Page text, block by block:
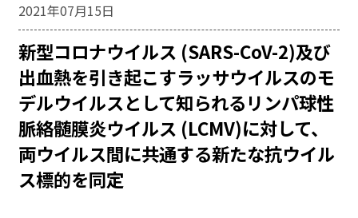
2021年07月15日
新型コロナウイルス (SARS-CoV-2)及び
出血熱を引き起こすラッサウイルスのモ
デルウイルスとして知られるリンパ球性
脈絡髄膜炎ウイルス (LCMV)に対して、
両ウイルス間に共通する新たな抗ウイル
ス標的を同定